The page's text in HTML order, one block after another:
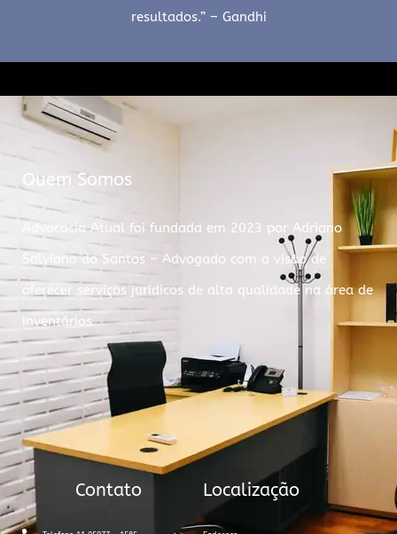
resultados.” – Gandhi
Quem Somos
Advocacia Atual foi fundada em 2023 por Adriano
Salviano do Santos – Advogado com a visão de
oferecer serviços jurídicos de alta qualidade na área de
inventários.
Contato Localização